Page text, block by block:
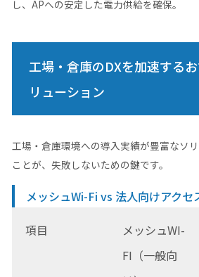
し、APへの安定した電力供給を確保。
工場・倉庫のDXを加速する
リューション
工場・倉庫環境への導入実績が豊富なソ
ことが、失敗しないための鍵です。
メッシュWi-Fi vs 法人向けアクセ
項目
メッシュWI-
FI（一般向